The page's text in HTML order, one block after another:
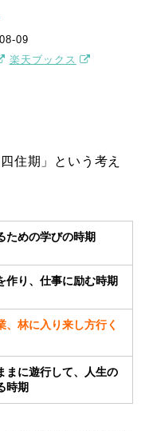
09
楽天ブックス
住期」という考え
ための学びの時期
作り、仕事に励む時期
、林に入り来し方行く
まに遊行して、人生の
時期